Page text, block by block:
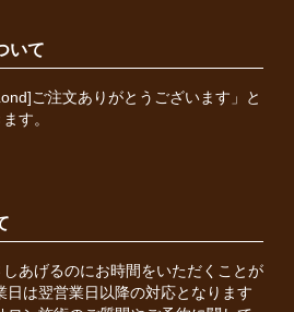
いて
ご注文ありがとうございます」と
す。
あげるのにお時間をいただくことが
日は翌営業日以降の対応となります